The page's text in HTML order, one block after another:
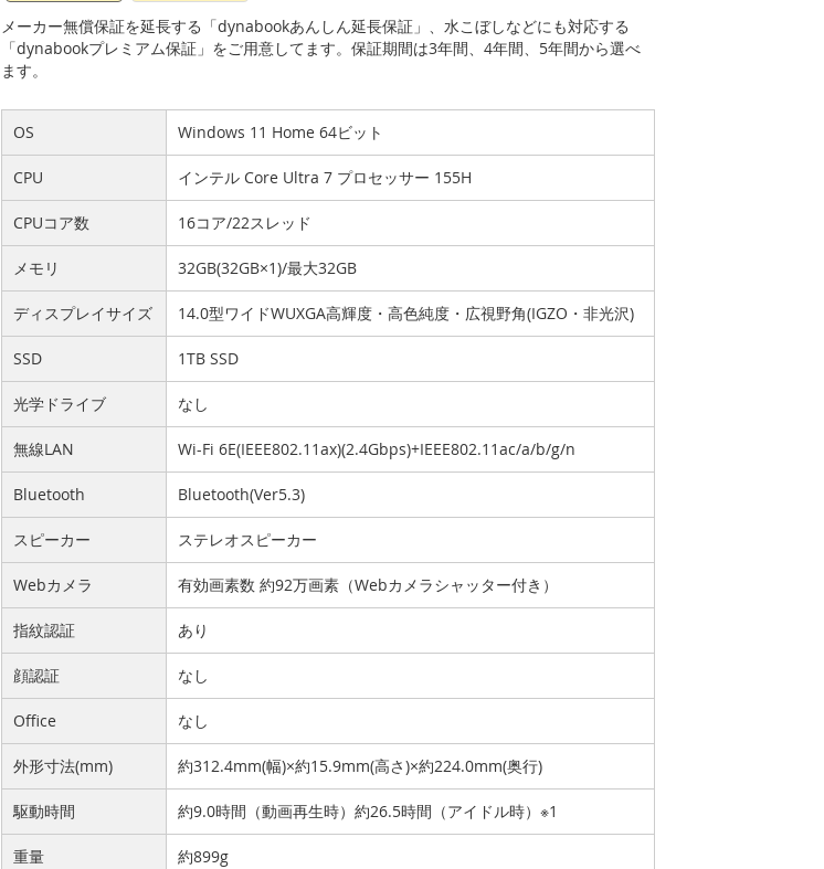
メーカー無償保証を延長する「dynabookあんしん延長保証」、水こぼしなどにも対応する
「dynabookプレミアム保証」をご用意してます。保証期間は3年間、4年間、5年間から選べ
ます。
OS Windows 11 Home 64ビット
CPU インテル Core Ultra 7 プロセッサー 155H
CPUコア数 16コア/22スレッド
メモリ 32GB(32GB×1)/最大32GB
ディスプレイサイズ 14.0型ワイドWUXGA高輝度・高色純度・広視野角(IGZO・非光沢)
SSD 1TB SSD
光学ドライブ なし
無線LAN Wi-Fi 6E(IEEE802.11ax)(2.4Gbps)+IEEE802.11ac/a/b/g/n
Bluetooth Bluetooth(Ver5.3)
スピーカー ステレオスピーカー
Webカメラ 有効画素数 約92万画素（Webカメラシャッター付き）
指紋認証 あり
顔認証 なし
Office なし
外形寸法(mm) 約312.4mm(幅)×約15.9mm(高さ)×約224.0mm(奥行)
駆動時間 約9.0時間（動画再生時）約26.5時間（アイドル時）※1
重量 約899g